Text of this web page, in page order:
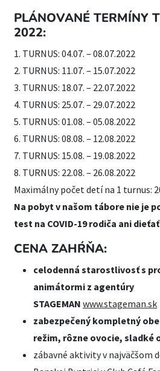
PLÁNOVANÉ TERMÍNY
2022:
1. TURNUS: 04.07. – 08.07.2022
2. TURNUS: 11.07. – 15.07.2022
3. TURNUS: 18.07. – 22.07.2022
4. TURNUS: 25.07. – 29.07.2022
5. TURNUS: 01.08. – 05.08.2022
6. TURNUS: 08.08. – 12.08.2022
7. TURNUS: 15.08. – 19.08.2022
8. TURNUS: 22.08. – 26.08.2022
Maximálny počet detí na 1 turnus:
Na pobyt v našom tábore nie je
test na COVID-19 rodiča ani
CENA ZAHŔŇA:
celodenná starostlivosť s
animátormi z agentúry
STAGEMAN www.stageman.sk
zabezpečený kompletný
režim, rôzne ovocie, sladké
zábavné aktivity v najväčšom